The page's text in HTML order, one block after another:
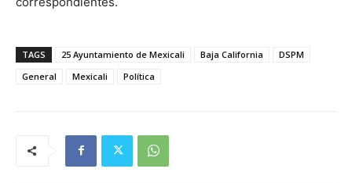
TAGS 25 Ayuntamiento de Mexicali Baja California
DSPM
General
Mexicali Política